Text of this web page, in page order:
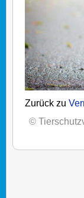
Zurück zu
©